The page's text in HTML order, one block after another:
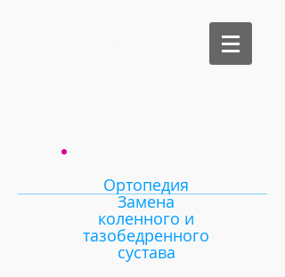
Ортопедия
Замена
коленного и
тазобедренного
сустава